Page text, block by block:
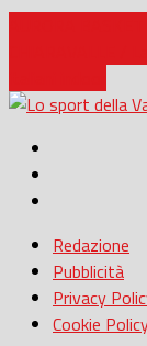
Redazione
Pubblicità
Privacy
Cookie